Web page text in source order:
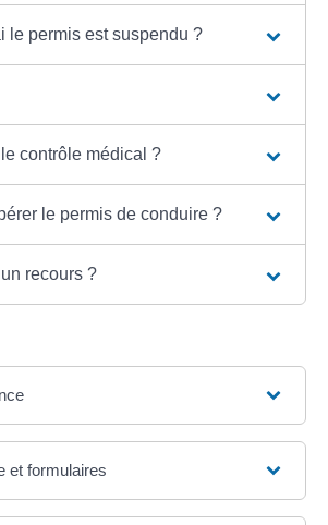
le permis est suspendu ?
contrôle médical ?
le permis de conduire ?
recours ?
et formulaires